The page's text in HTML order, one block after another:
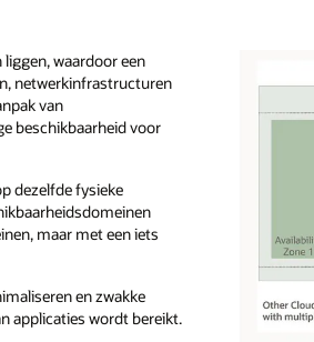
waardoor een
netwerkinfrastructuren
van
beschikbaarheid voor
dezelfde fysieke
maar met een iets
en zwakke
applicaties wordt bereikt.